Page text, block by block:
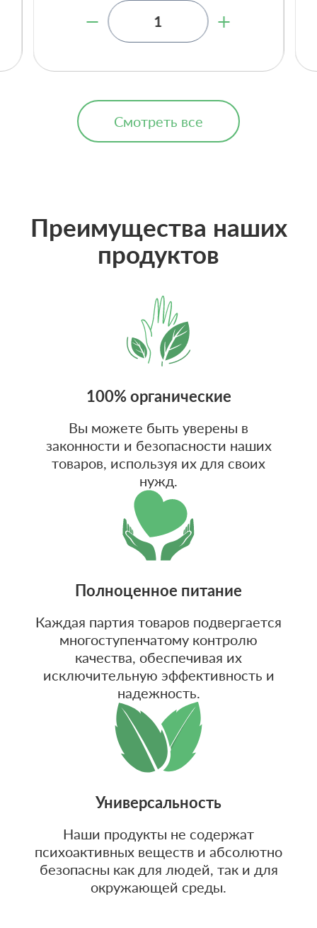
Смотреть все
Преимущества наших
продуктов
100% органические
Вы можете быть уверены в
законности и безопасности наших
товаров, используя их для своих
нужд.
Полноценное питание
Каждая партия товаров подвергается
многоступенчатому контролю
качества, обеспечивая их
исключительную эффективность и
надежность.
Универсальность
Наши продукты не содержат
психоактивных веществ и абсолютно
безопасны как для людей, так и для
окружающей среды.